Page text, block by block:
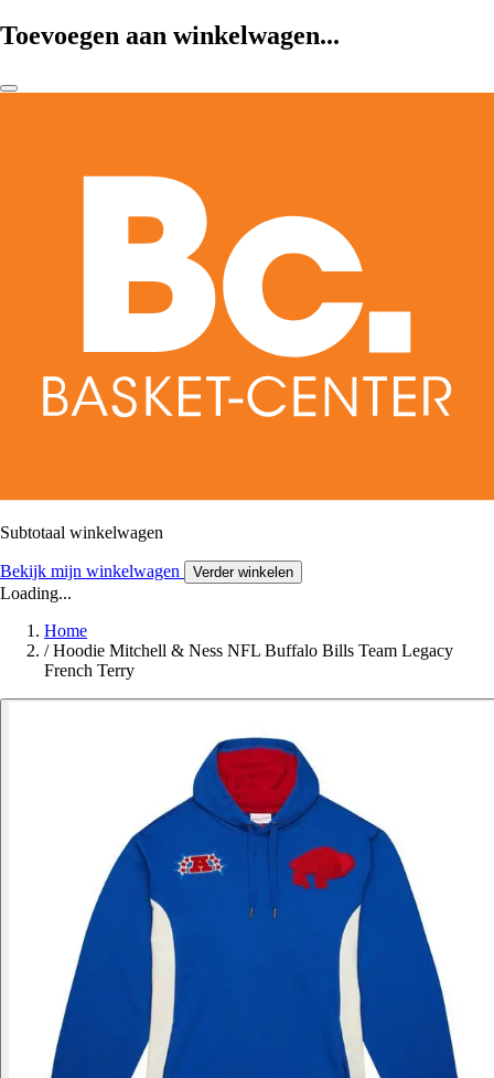
Toevoegen aan winkelwagen...
Subtotaal winkelwagen
Bekijk mijn winkelwagen Verder winkelen
Loading...
Home
/ Hoodie Mitchell & Ness NFL Buffalo Bills Team Legacy
French Terry